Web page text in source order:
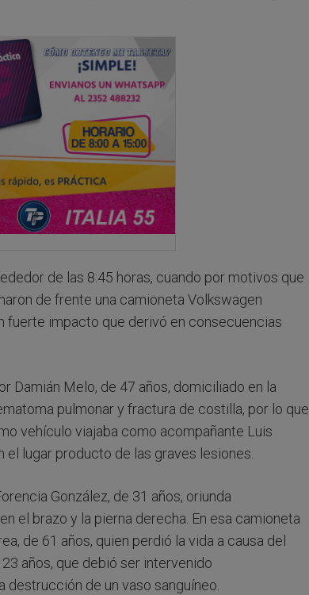
de las 8:45 horas, cuando por motivos que
de frente una camioneta Volkswagen
fuerte impacto que derivó en consecuencias
Damián Melo, de 47 años, domiciliado en la
pulmonar y fractura de costilla, por lo que
vehículo viajaba como acompañante Luis
el lugar producto de las graves lesiones.
González, de 31 años, oriunda
el brazo y la pierna derecha. En esa camioneta
de 61 años, quien perdió la vida a causa del
años, que debió ser intervenido
de un vaso sanguíneo.